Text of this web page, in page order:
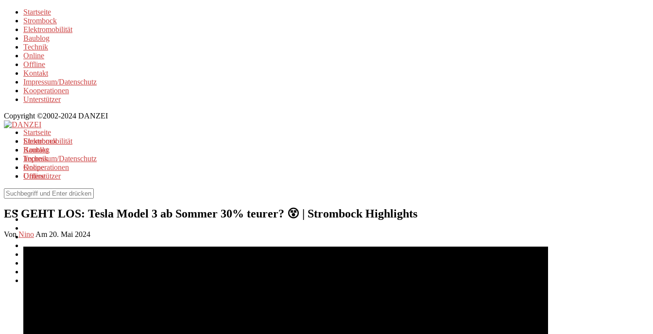
Startseite
Strombock
Elektromobilität
Baublog
Technik
Online
Offline
Kontakt
Impressum/Datenschutz
Kooperationen
Unterstützer
Copyright ©2002-2024 DANZEI
Startseite
Strombock
Kontakt
Impressum/Datenschutz
Kooperationen
Unterstützer
Elektromobilität
Baublog
Technik
Online
Offline
Elektromobilität
ES GEHT LOS: Tesla Model 3 ab Sommer 30% teurer? 😵 | Strombock Highlights
VonNino Am 20. Mai 2024